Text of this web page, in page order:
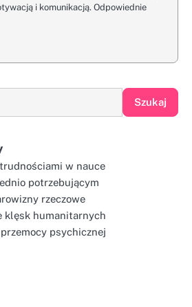
i komunikacją. Odpowiednie
Szukaj
w nauce
potrzebującym
rzeczowe
klęsk humanitarnych
psychicznej